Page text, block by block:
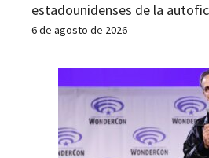
estadounidenses de la
6 de agosto de 2026